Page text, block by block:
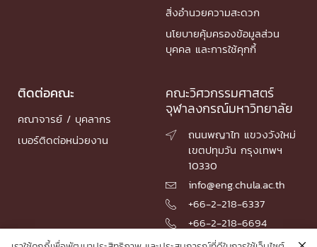
สิ่งอำนวยความสะดวก
นโยบายคุ้มครองข้อมูลส่วน
บุคคล และการใช้คุกกี้
ติดต่อคณะ
คณาจารย์ / บุคลากร
เบอร์ติดต่อหน่วยงาน
คณะวิศวกรรมศาสตร์
จุฬาลงกรณ์มหาวิทยาลัย

ถนนพญาไท แขวงวังใหม่
เขตปทุมวัน กรุงเทพฯ
10330
 info@eng.chula.ac.th
 +66-2-218-6337
 +66-2-218-6694